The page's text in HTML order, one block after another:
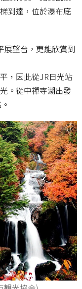
到達，位於瀑布底
展望台，更能欣賞到
，因此從JR日光站
。從中禪寺湖出發